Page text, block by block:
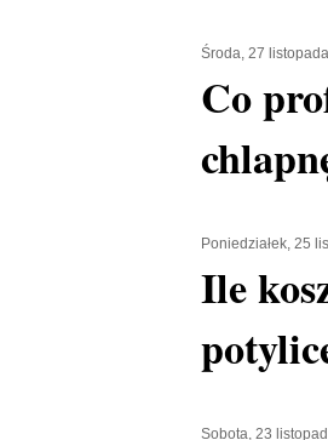
Środa, 27
Co
Poniedziałek, 25
Ile
Sobota, 23